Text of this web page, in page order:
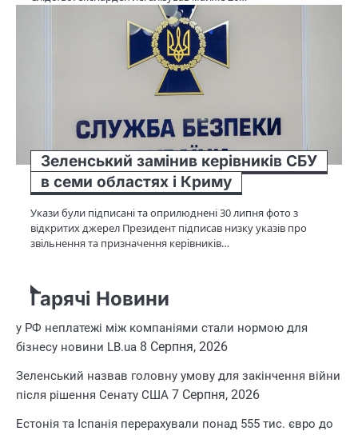
Зеленський замінив керівників СБУ
в семи областях і Криму
Укази були підписані та оприлюднені 30 липня фото з
відкритих джерел Президент підписав низку указів про
звільнення та призначення керівників…
Гарячі Новини
у РФ неплатежі між компаніями стали нормою для
бізнесу новини LB.ua 8 Серпня, 2026
Зеленський назвав головну умову для закінчення війни
після рішення Сенату США 7 Серпня, 2026
Естонія та Іспанія перерахували понад 555 тис. євро до